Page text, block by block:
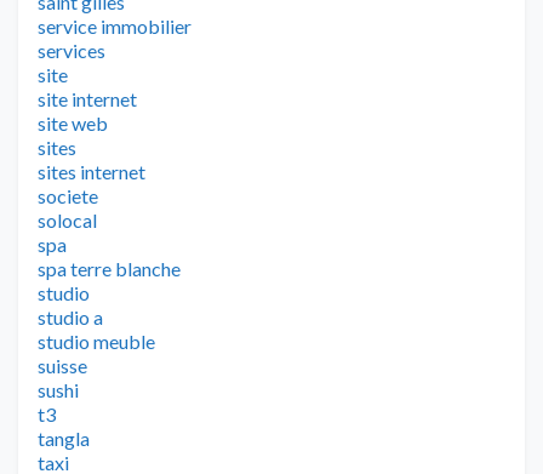
service immobilier
services
site
site internet
site web
sites
sites internet
societe
solocal
spa
spa terre blanche
studio
studio a
studio meuble
suisse
sushi
t3
tangla
taxi